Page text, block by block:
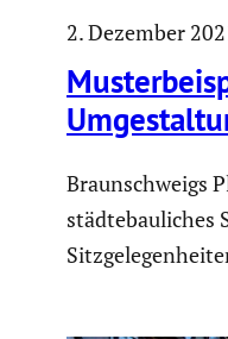
2. Dezember
Braunschweigs
städtebauliches